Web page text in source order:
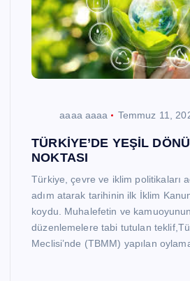
aaaa aaaa Temmuz 11,
TÜRKİYE’DE YEŞİL
NOKTASI
Türkiye, çevre ve iklim politikaları
adım atarak tarihinin ilk İklim
koydu. Muhalefetin ve
düzenlemelere tabi tutulan
Meclisi’nde (TBMM) yapılan